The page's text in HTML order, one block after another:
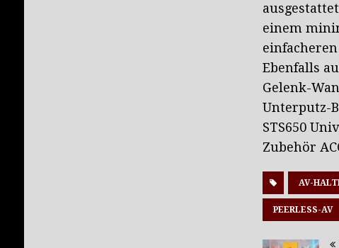
einem
Ebenfalls
Gelenk-
Unterputz-
STS650
Zubehör
AV-
PEERLESS-AV